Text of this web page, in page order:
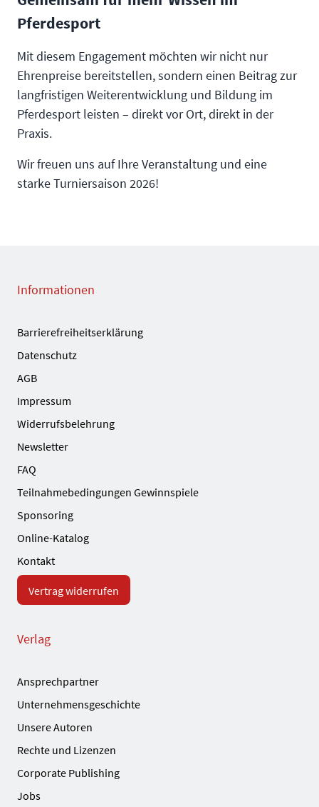
Pferdesport
Mit diesem Engagement möchten wir nicht nur
Ehrenpreise bereitstellen, sondern einen Beitrag zur
langfristigen Weiterentwicklung und Bildung im
Pferdesport leisten – direkt vor Ort, direkt in der
Praxis.
Wir freuen uns auf Ihre Veranstaltung und eine
starke Turniersaison 2026!
Informationen
Barrierefreiheitserklärung
Datenschutz
AGB
Impressum
Widerrufsbelehrung
Newsletter
FAQ
Teilnahmebedingungen Gewinnspiele
Sponsoring
Online-Katalog
Kontakt
Vertrag widerrufen
Verlag
Ansprechpartner
Unternehmensgeschichte
Unsere Autoren
Rechte und Lizenzen
Corporate Publishing
Jobs